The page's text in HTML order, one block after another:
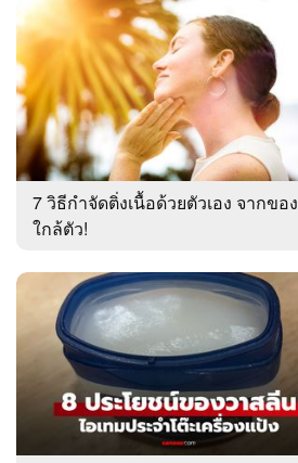
7 วิธีกำจัดติ่งเนื้อด้วยตัวเอง จากของ
ใกล้ตัว!